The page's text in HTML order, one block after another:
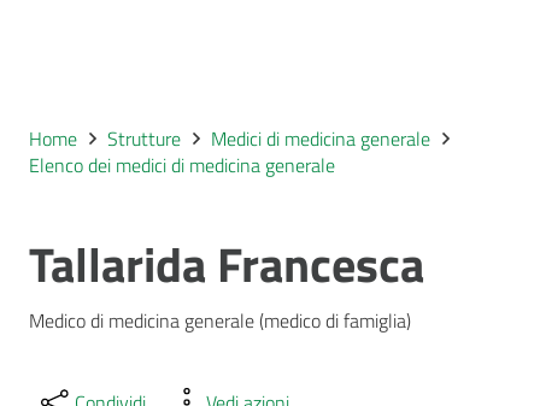
Home Strutture
Medici di medicina generale
Elenco dei medici di medicina generale
Tallarida Francesca
Medico di medicina generale (medico di famiglia)